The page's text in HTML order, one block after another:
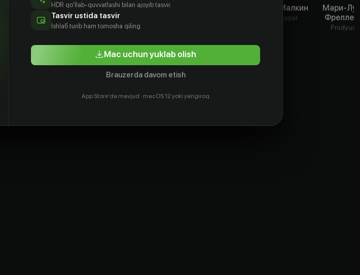
Клаудио фон
Планта
Тейлор
Эстевез
Aktyor
Энтони Сек Расс Малкин
Rejissyor
Мари-
HDR qo'llab-quvvatlashi bilan ajoyib tasvir.
Tasvir ustida tasvir
Ishlаб turib ham tomosha qiling.
Mac uchun yuklab olish
Brauzerda davom etish
App Store'da mavjud · macOS 12 yoki yangiroq